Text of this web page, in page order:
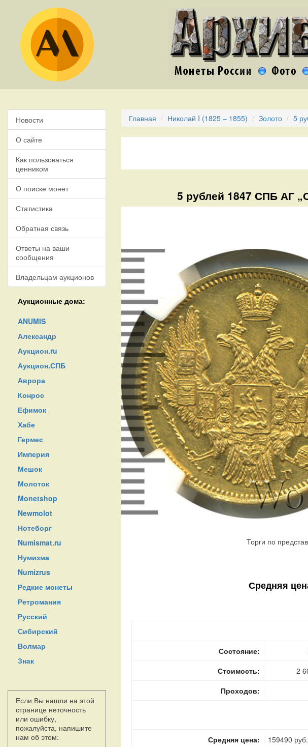
Новости
О сайте
Как пользоваться
ценником
О поиске монет
Статистика
Обратная связь
Ответы на ваши
сообщения
Владельцам аукционов
Аукционные дома:
ANUMIS
Александр
Аукцион.ru
Аукцион.СПБ
Аврора
Конрос
Ефимок
Хабе
Гермес
Империя
Мешок
Молоток
Monetshop
Newmolot
Нотеборг
Numismat.ru
Нумизма
Numizrus
Редкие монеты
Ретромания
Русский
Сибирский
Волмар
Знак
Если Вы нашли на этой
странице неточность
или ошибку,
пожалуйста, напишите
нам об этом:
Главная Николай I (1825 – 1855) Золото 5
5 рублей 1847 СПБ АГ
Торги по
Средняя
Состояние:
Стоимость:
2
Проходов:
Средняя цена:
159490